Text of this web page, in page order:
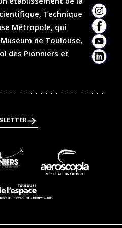
Technique
Métropole, qui
de Toulouse,
des Pionniers et